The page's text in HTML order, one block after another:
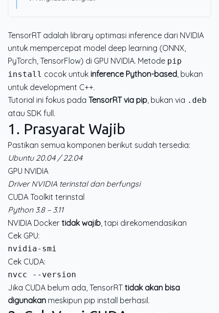
TensorRT adalah library optimasi inference dari NVIDIA
untuk mempercepat model deep learning (ONNX,
PyTorch, TensorFlow) di GPU NVIDIA. Metode pip
install cocok untuk inference Python-based, bukan
untuk development C++.
Tutorial ini fokus pada TensorRT via pip, bukan via .deb
atau SDK full.
1. Prasyarat Wajib
Pastikan semua komponen berikut sudah tersedia:
Ubuntu 20.04 / 22.04
GPU NVIDIA
Driver NVIDIA terinstal dan berfungsi
CUDA Toolkit terinstal
Python 3.8 – 3.11
NVIDIA Docker tidak wajib, tapi direkomendasikan
Cek GPU:
Cek CUDA:
Jika CUDA belum ada, TensorRT tidak akan bisa
digunakan meskipun pip install berhasil.